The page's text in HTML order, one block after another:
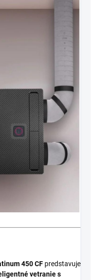
450 CF predstavuje
vetranie s